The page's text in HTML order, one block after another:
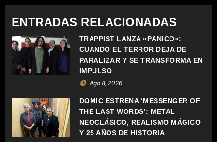
G
A
C
I
N
D
ENTRADAS RELACIONADAS
TRAPPIST LANZA «PÁNICO»:
CUANDO EL TERROR DEJA DE
PARALIZAR Y SE TRANSFORMA EN
IMPULSO
Ago 8, 2026
DOMIC ESTRENA ‘MESSENGER OF
THE LAST WORDS’: METAL
NEOCLÁSICO, REALISMO MÁGICO
Y 25 AÑOS DE HISTORIA